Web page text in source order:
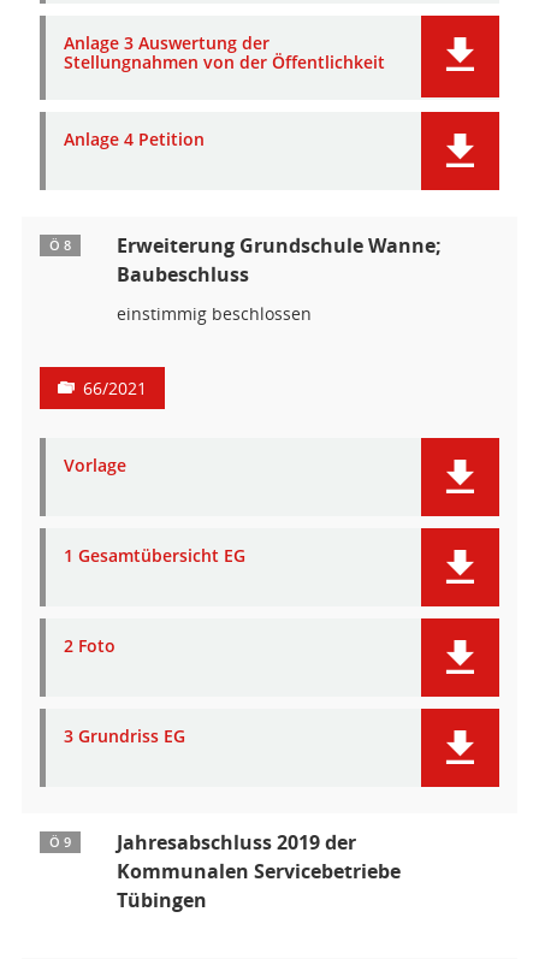
Anlage 3 Auswertung der
Stellungnahmen von der Öffentlichkeit
Anlage 4 Petition
Ö 8
Erweiterung Grundschule Wanne;
Baubeschluss
einstimmig beschlossen
66/2021
Vorlage
1 Gesamtübersicht EG
2 Foto
3 Grundriss EG
Ö 9
Jahresabschluss 2019 der
Kommunalen Servicebetriebe
Tübingen